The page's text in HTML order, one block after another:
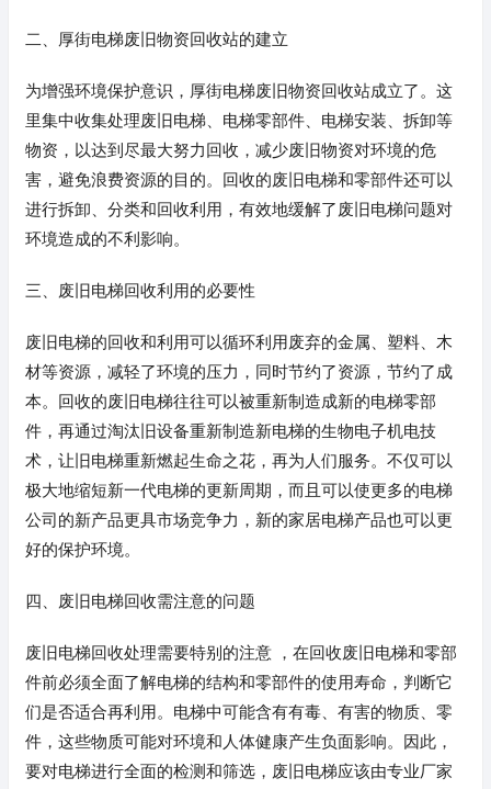
二、厚街电梯废旧物资回收站的建立
为增强环境保护意识，厚街电梯废旧物资回收站成立了。这
里集中收集处理废旧电梯、电梯零部件、电梯安装、拆卸等
物资，以达到尽最大努力回收，减少废旧物资对环境的危
害，避免浪费资源的目的。回收的废旧电梯和零部件还可以
进行拆卸、分类和回收利用，有效地缓解了废旧电梯问题对
环境造成的不利影响。
三、废旧电梯回收利用的必要性
废旧电梯的回收和利用可以循环利用废弃的金属、塑料、木
材等资源，减轻了环境的压力，同时节约了资源，节约了成
本。回收的废旧电梯往往可以被重新制造成新的电梯零部
件，再通过淘汰旧设备重新制造新电梯的生物电子机电技
术，让旧电梯重新燃起生命之花，再为人们服务。不仅可以
极大地缩短新一代电梯的更新周期，而且可以使更多的电梯
公司的新产品更具市场竞争力，新的家居电梯产品也可以更
好的保护环境。
四、废旧电梯回收需注意的问题
废旧电梯回收处理需要特别的注意 ，在回收废旧电梯和零部
件前必须全面了解电梯的结构和零部件的使用寿命，判断它
们是否适合再利用。电梯中可能含有有毒、有害的物质、零
件，这些物质可能对环境和人体健康产生负面影响。因此，
要对电梯进行全面的检测和筛选，废旧电梯应该由专业厂家